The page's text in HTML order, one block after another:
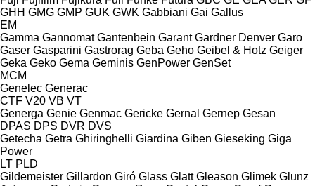
GHH GMG GMP GUK GWK Gabbiani Gai Gallus
EM
Gamma Gannomat Gantenbein Garant Gardner Denver Garo
Gaser Gasparini Gastrorag Geba Geho Geibel & Hotz Geiger
Geka Geko Gema Geminis GenPower GenSet
MCM
Genelec Generac
CTF V20 VB VT
Generga Genie Genmac Gericke Gernal Gernep Gesan
DPAS DPS DVR DVS
Getecha Getra Ghiringhelli Giardina Giben Gieseking Giga
Power
LT PLD
Gildemeister Gillardon Giró Glass Glatt Gleason Glimek Glunz